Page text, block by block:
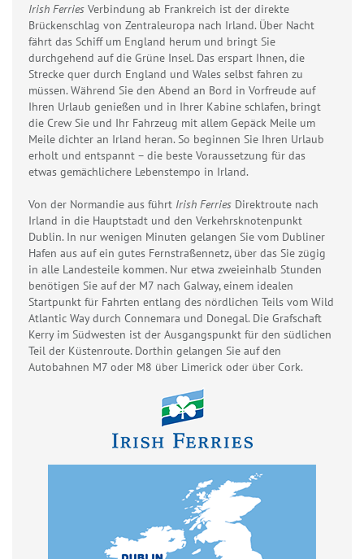
Irish Ferries Verbindung ab Frankreich ist der direkte
Brückenschlag von Zentraleuropa nach Irland. Über Nacht
fährt das Schiff um England herum und bringt Sie
durchgehend auf die Grüne Insel. Das erspart Ihnen, die
Strecke quer durch England und Wales selbst fahren zu
müssen. Während Sie den Abend an Bord in Vorfreude auf
Ihren Urlaub genießen und in Ihrer Kabine schlafen, bringt
die Crew Sie und Ihr Fahrzeug mit allem Gepäck Meile um
Meile dichter an Irland heran. So beginnen Sie Ihren Urlaub
erholt und entspannt – die beste Voraussetzung für das
etwas gemächlichere Lebenstempo in Irland.
Von der Normandie aus führt Irish Ferries Direktroute nach
Irland in die Hauptstadt und den Verkehrsknotenpunkt
Dublin. In nur wenigen Minuten gelangen Sie vom Dubliner
Hafen aus auf ein gutes Fernstraßennetz, über das Sie zügig
in alle Landesteile kommen. Nur etwa zweieinhalb Stunden
benötigen Sie auf der M7 nach Galway, einem idealen
Startpunkt für Fahrten entlang des nördlichen Teils vom Wild
Atlantic Way durch Connemara und Donegal. Die Grafschaft
Kerry im Südwesten ist der Ausgangspunkt für den südlichen
Teil der Küstenroute. Dorthin gelangen Sie auf den
Autobahnen M7 oder M8 über Limerick oder über Cork.